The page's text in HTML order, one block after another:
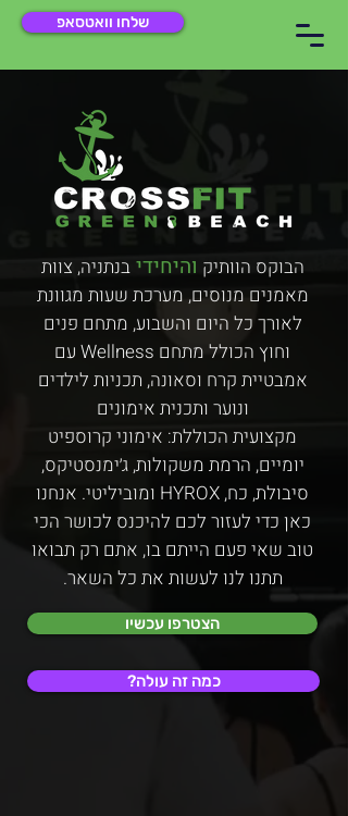
שלחו וואטסאפ
הבוקס הוותיק והיחידיבנתניה, צוות
מאמנים מנוסים, מערכת שעות מגוונת
לאורך כל היום והשבוע, מתחם פנים
וחוץ הכולל מתחם Wellness עם
אמבטיית קרח וסאונה, תכניות לילדים
ונוער ותכנית אימונים
מקצועית הכוללת: אימוני קרוספיט
יומיים, הרמת משקולות, ג׳ימנסטיקס,
סיבולת, כח, HYROX ומוביליטי. אנחנו
כאן כדי לעזור לכם להיכנס לכושר הכי
טוב שאי פעם הייתם בו, אתם רק תבואו
תתנו לנו לעשות את כל השאר.
הצטרפו עכשיו
?כמה זה עולה